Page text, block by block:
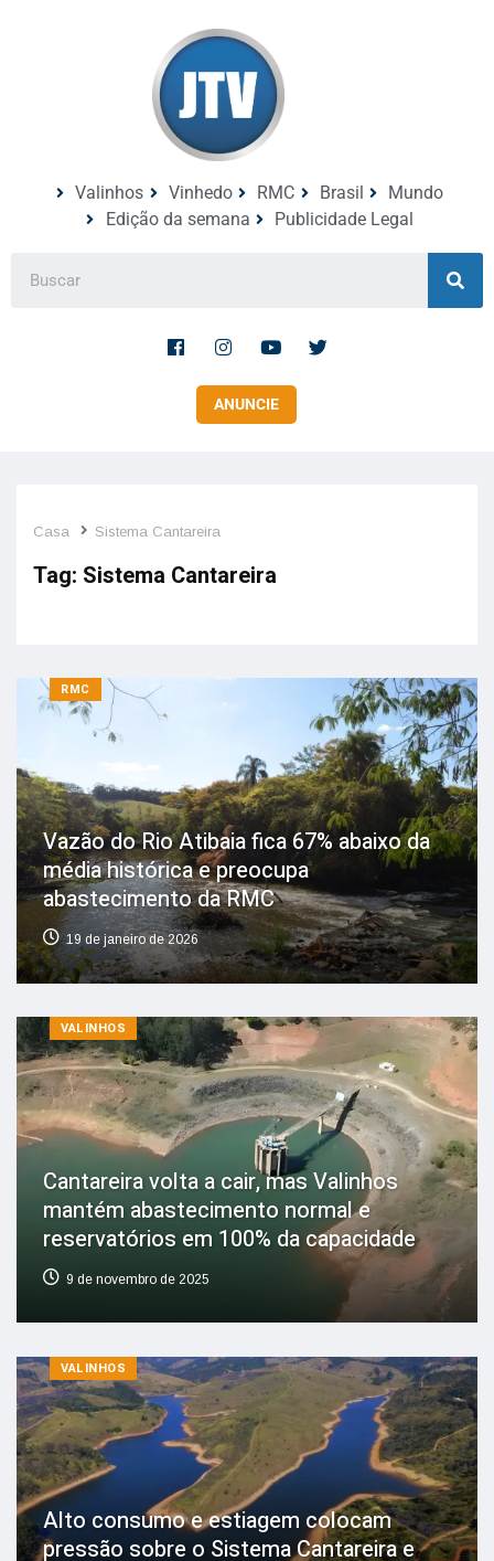
Valinhos Vinhedo RMC Brasil
Mundo
Edição da semana
Publicidade Legal
ANUNCIE
Casa Sistema Cantareira
Tag: Sistema Cantareira
RMC
Vazão do Rio Atibaia fica 67% abaixo da
média histórica e preocupa
abastecimento da RMC
19 de janeiro de 2026
VALINHOS
Cantareira volta a cair, mas Valinhos
mantém abastecimento normal e
reservatórios em 100% da capacidade
9 de novembro de 2025
VALINHOS
Alto consumo e estiagem colocam
pressão sobre o Sistema Cantareira e